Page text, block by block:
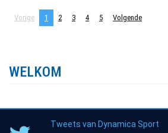
Vorige 1 2 3 4 5 Volgende
WELKOM
Tweets van Dynamica Sport